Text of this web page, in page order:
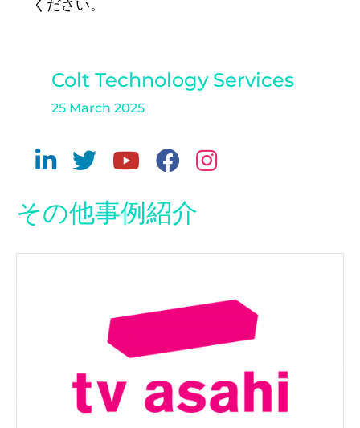
ください。
Colt Technology Services
25 March 2025
その他事例紹介